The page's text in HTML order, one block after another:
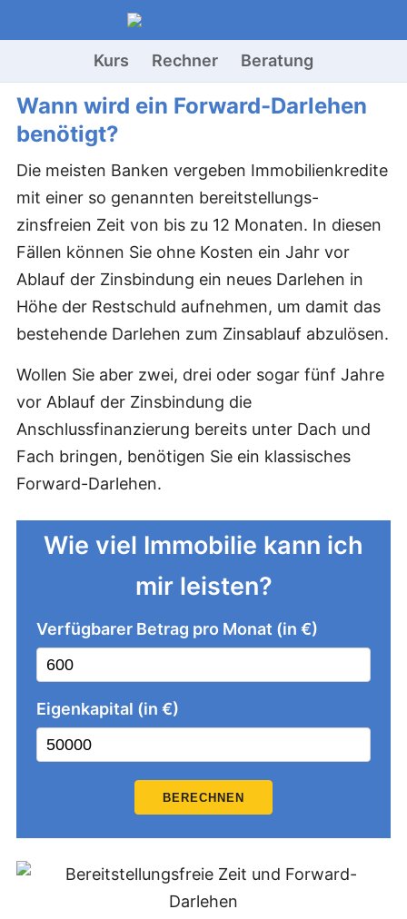
Kurs Rechner Beratung
Wann wird ein Forward-Darlehen
benötigt?
Die meisten Banken vergeben Immobilienkredite
mit einer so genannten bereitstellungs-
zinsfreien Zeit von bis zu 12 Monaten. In diesen
Fällen können Sie ohne Kosten ein Jahr vor
Ablauf der Zinsbindung ein neues Darlehen in
Höhe der Restschuld aufnehmen, um damit das
bestehende Darlehen zum Zinsablauf abzulösen.
Wollen Sie aber zwei, drei oder sogar fünf Jahre
vor Ablauf der Zinsbindung die
Anschlussfinanzierung bereits unter Dach und
Fach bringen, benötigen Sie ein klassisches
Forward-Darlehen.
Wie viel Immobilie kann ich
mir leisten?
Verfügbarer Betrag pro Monat (in €)
Eigenkapital (in €)
BERECHNEN